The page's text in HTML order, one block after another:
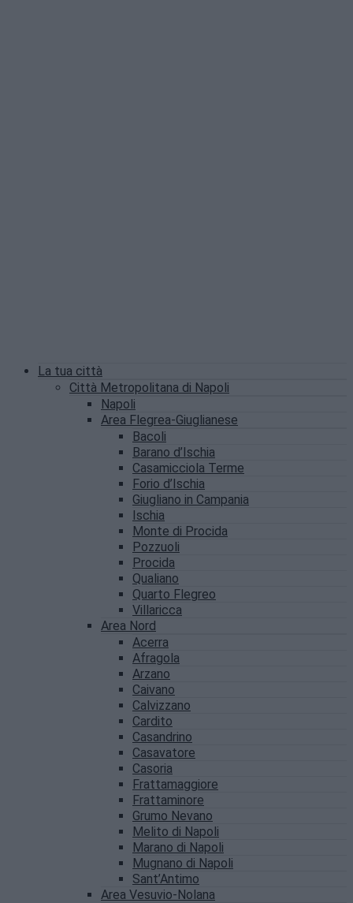
La tua città
Città Metropolitana di Napoli
Napoli
Area Flegrea-Giuglianese
Bacoli
Barano d’Ischia
Casamicciola Terme
Forio d’Ischia
Giugliano in Campania
Ischia
Monte di Procida
Pozzuoli
Procida
Qualiano
Quarto Flegreo
Villaricca
Area Nord
Acerra
Afragola
Arzano
Caivano
Calvizzano
Cardito
Casandrino
Casavatore
Casoria
Frattamaggiore
Frattaminore
Grumo Nevano
Melito di Napoli
Marano di Napoli
Mugnano di Napoli
Sant’Antimo
Area Vesuvio-Nolana